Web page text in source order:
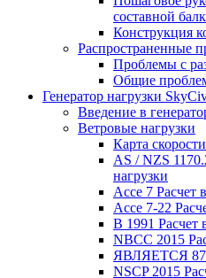
составной
Конструкция
Распространенные
Проблемы с
Общие
Генератор нагрузки
Введение в
Ветровые нагрузки
Карта
AS / NZS
нагрузки
Ассе 7 Расчет
Ассе 7-22
В 1991 Расчет
NBCC 2015
ЯВЛЯЕТСЯ 875
NSCP 2015